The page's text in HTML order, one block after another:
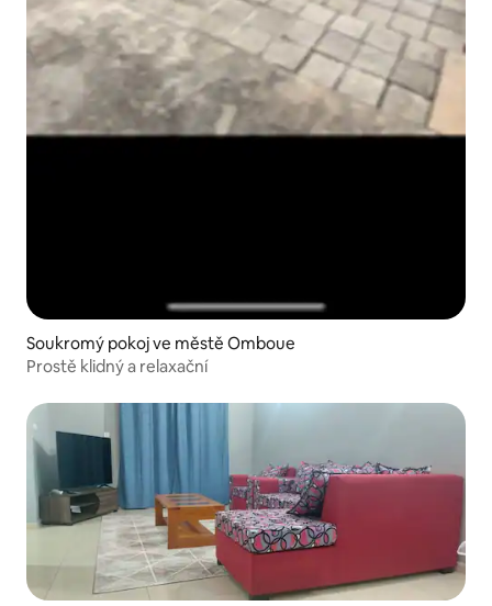
Soukromý pokoj ve městě Omboue
Prostě klidný a relaxační